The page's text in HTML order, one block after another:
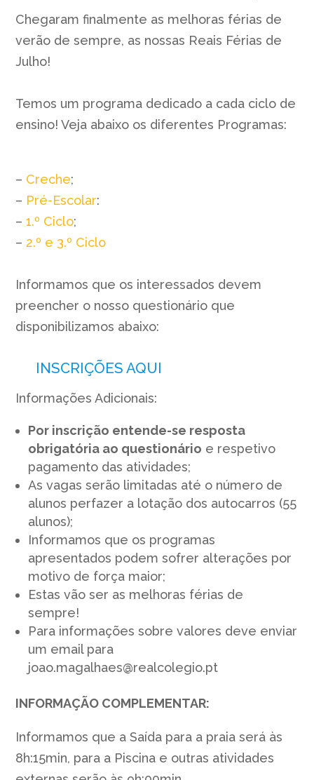
Chegaram finalmente as melhoras férias de
verão de sempre, as nossas Reais Férias de
Julho!
Temos um programa dedicado a cada ciclo de
ensino! Veja abaixo os diferentes Programas:
– Creche;
– Pré-Escolar:
–1.º Ciclo;
– 2.º e 3.º Ciclo
Informamos que os interessados devem
preencher o nosso questionário que
disponibilizamos abaixo:
INSCRIÇÕES AQUI
Informações Adicionais:
Por inscrição entende-se resposta
obrigatória ao questionário e respetivo
pagamento das atividades;
As vagas serão limitadas até o número de
alunos perfazer a lotação dos autocarros (55
alunos);
Informamos que os programas
apresentados podem sofrer alterações por
motivo de força maior;
Estas vão ser as melhoras férias de
sempre!
Para informações sobre valores deve enviar
um email para
joao.magalhaes@realcolegio.pt
INFORMAÇÃO COMPLEMENTAR:
Informamos que a Saída para a praia será às
8h:15min, para a Piscina e outras atividades